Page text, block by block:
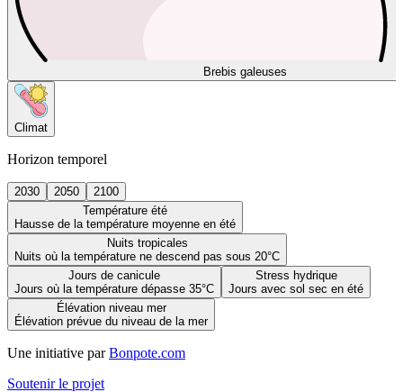
Brebis galeuses
Climat
Horizon temporel
2030 2050
2100
Température été
Hausse de la température moyenne en été
Nuits tropicales
Nuits où la température ne descend pas sous 20°C
Jours de canicule
Jours où la température dépasse 35°C
Stress hydrique
Jours avec sol sec en été
Élévation niveau mer
Élévation prévue du niveau de la mer
Une initiative par Bonpote.com
Soutenir le projet